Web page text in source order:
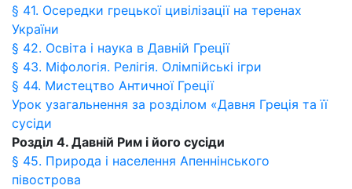
§ 41. Осередки грецької цивілізації на теренах
України
§ 42. Освіта і наука в Давній Греції
§ 43. Міфологія. Релігія. Олімпійські ігри
§ 44. Мистецтво Античної Греції
Урок узагальнення за розділом «Давня Греція та її
сусіди
Розділ 4. Давній Рим і його сусіди
§ 45. Природа і населення Апеннінського
півострова